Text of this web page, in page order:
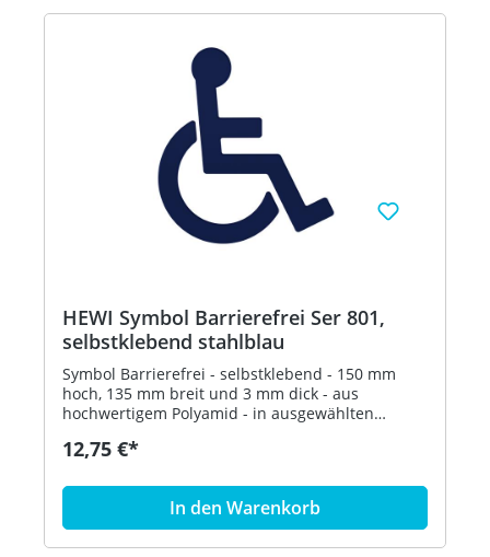
HEWI Symbol Barrierefrei Ser 801,
selbstklebend stahlblau
Symbol Barrierefrei - selbstklebend - 150 mm
hoch, 135 mm breit und 3 mm dick - aus
hochwertigem Polyamid - in ausgewählten
12,75 €*
In den Warenkorb